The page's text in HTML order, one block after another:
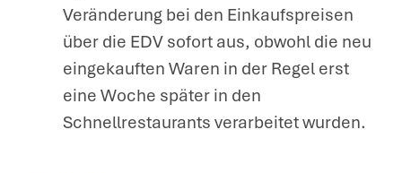
Veränderung bei den Einkaufspreisen
über die EDV sofort aus, obwohl die neu
eingekauften Waren in der Regel erst
eine Woche später in den
Schnellrestaurants verarbeitet wurden.